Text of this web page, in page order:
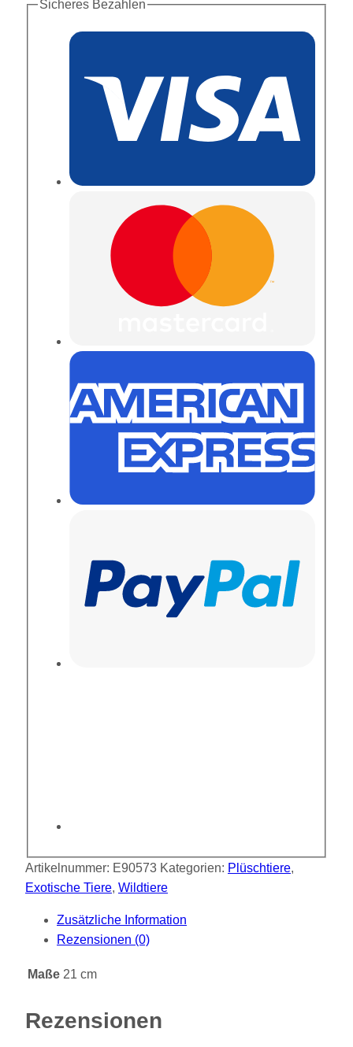
Sicheres Bezahlen
Artikelnummer: E90573 Kategorien: Plüschtiere,
Exotische Tiere, Wildtiere
Zusätzliche Information
Rezensionen (0)
Maße 21 cm
Rezensionen